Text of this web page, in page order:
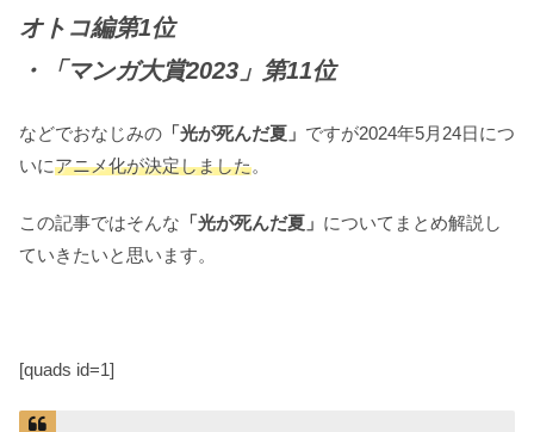
オトコ編第1位
・「マンガ大賞2023」第11位
などでおなじみの 「光が死んだ夏」 ですが2024年5月24日につ
いにアニメ化が決定しました。
この記事ではそんな 「光が死んだ夏」 についてまとめ解説し
ていきたいと思います。
[quads id=1]